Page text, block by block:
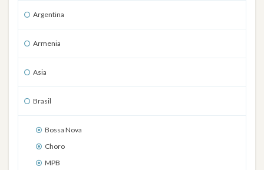
Argentina
Armenia
Asia
Brasil
Bossa Nova
Choro
MPB